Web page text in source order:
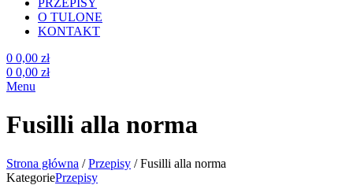
PRZEPISY
O TULONE
KONTAKT
0 0,00 zł
0 0,00 zł
Menu
Fusilli alla norma
Strona główna /Przepisy /Fusilli alla norma
KategoriePrzepisy